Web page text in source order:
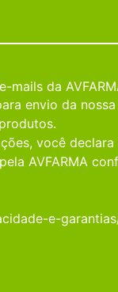
mails da
envio da
você
AVFARMA
e-